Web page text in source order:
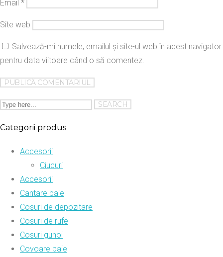
Email *
Site web
Salvează-mi numele, emailul și site-ul web în acest navigator
pentru data viitoare când o să comentez.
Categorii produs
Accesorii
Ciucuri
Accesorii
Cantare baie
Cosuri de depozitare
Cosuri de rufe
Cosuri gunoi
Covoare baie